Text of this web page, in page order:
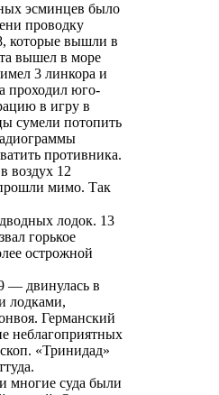
эсминцев было
проводку
которые вышли в
вышел в море
3 линкора и
проходил юго-
в игру в
сумели потопить
противника.
воздух 12
мимо. Так
лодок. 13
горькое
острожной
— двинулась в
лодками,
Германский
неблагоприятных
«Тринидад»
многие суда были